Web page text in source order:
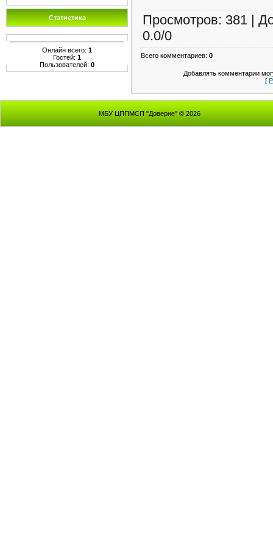
Статистика
Онлайн всего: 1
Гостей: 1
Пользователей: 0
Просмотров: 381 |
0.0/0
Всего комментариев: 0
Добавлять комментарии
[
МБУ ЦППМСП "Доверие" © 2026